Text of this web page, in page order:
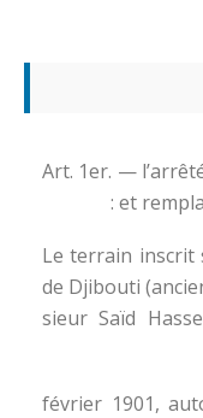
Art. 1er. —
et
Le terrain inscrit
de Djibouti
sieur Saïd
février 1901,